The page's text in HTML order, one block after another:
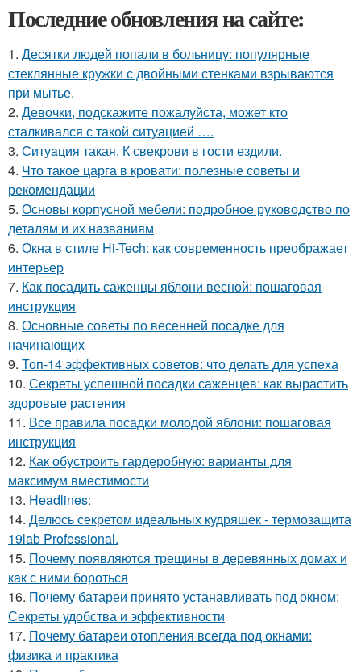
Последние обновления на сайте:
1. Десятки людей попали в больницу: популярные
стеклянные кружки с двойными стенками взрываются
при мытье.
2. Девочки, подскажите пожалуйста, может кто
сталкивался с такой ситуацией ….
3. Ситуaция такая. К свекрови в гости ездили.
4. Что такое царга в кровати: полезные советы и
рекомендации
5. Основы корпусной мебели: подробное руководство по
деталям и их названиям
6. Окна в стиле Hi-Tech: как современность преображает
интерьер
7. Как посадить саженцы яблони весной: пошаговая
инструкция
8. Основные советы по весенней посадке для
начинающих
9. Топ-14 эффективных советов: что делать для успеха
10. Секреты успешной посадки саженцев: как вырастить
здоровые растения
11. Все правила посадки молодой яблони: пошаговая
инструкция
12. Как обустроить гардеробную: варианты для
максимум вместимости
13. Headlines:
14. Делюсь секретом идеальных кудряшек - термозащита
19lab Professional.
15. Почему появляются трещины в деревянных домах и
как с ними бороться
16. Почему батареи принято устанавливать под окном:
Секреты удобства и эффективности
17. Почему батареи отопления всегда под окнами:
физика и практика